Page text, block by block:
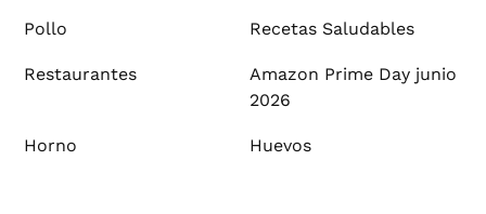
Pollo Recetas Saludables
Restaurantes
Amazon Prime Day junio
2026
Horno Huevos